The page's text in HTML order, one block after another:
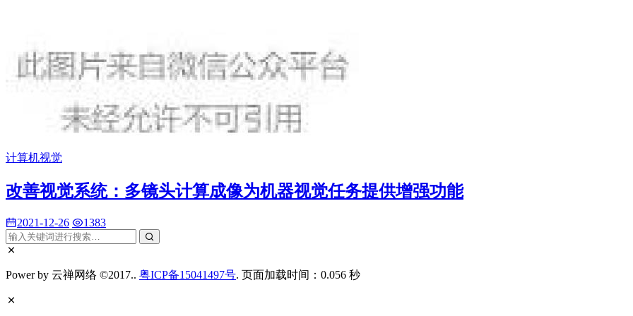
计算机视觉
改善视觉系统：多镜头计算成像为机器视觉任务提供增强功能
2021-12-26 1383
Power by 云禅网络 ©2017.. 粤ICP备15041497号. 页面加载时间：0.056 秒